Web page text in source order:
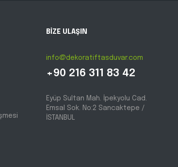
BİZE ULAŞIN
info@dekoratiftasduvar.com
+90 216 311 83 42
Eyüp Sultan Mah. İpekyolu Cad.
Emsal Sok. No:2 Sancaktepe /
İSTANBUL